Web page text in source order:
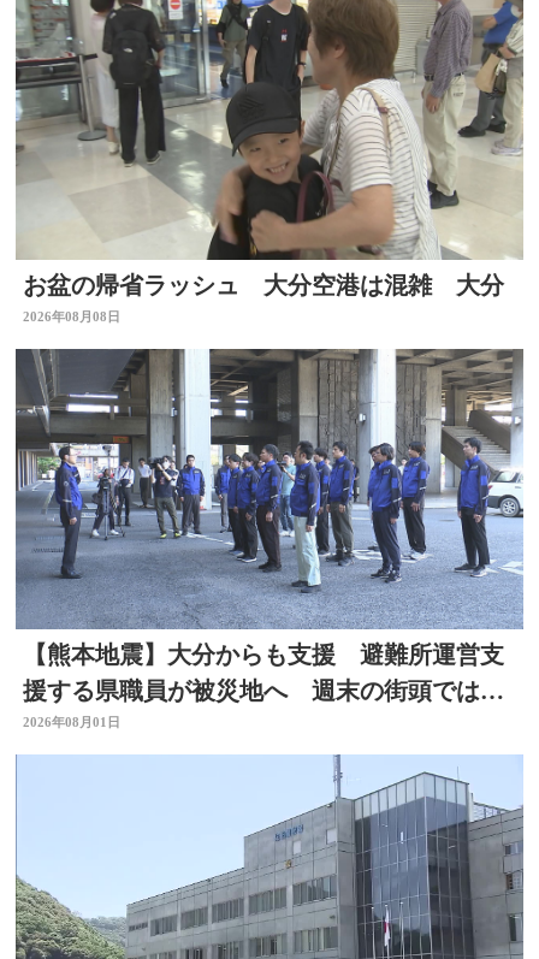
お盆の帰省ラッシュ 大分空港は混雑 大分
2026年08月08日
【熊本地震】大分からも支援 避難所運営支
援する県職員が被災地へ 週末の街頭では募
金の呼びかけも
2026年08月01日